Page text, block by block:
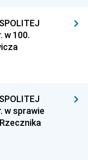
w 100.
w sprawie